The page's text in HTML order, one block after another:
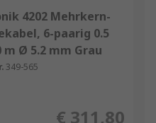
4202 Mehrkern-
6-paarig 0.5
m Ø 5.2 mm Grau
349-565
€ 311,80